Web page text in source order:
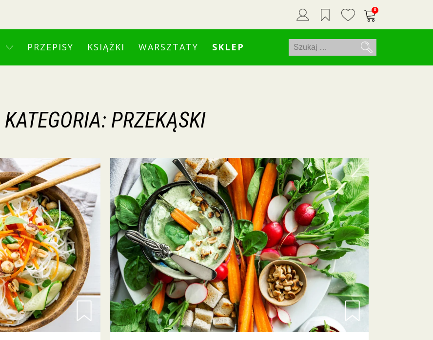
0
PRZEPISY KSIĄŻKI WARSZTATY SKLEP Szukaj:
KATEGORIA: PRZEKĄSKI